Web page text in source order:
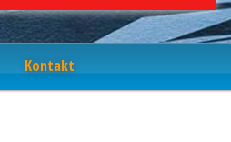
Kontakt